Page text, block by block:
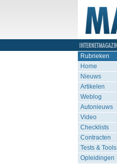
Rubrieken
Home
Nieuws
Artikelen
Weblog
Autonieuws
Video
Checklists
Contracten
Tests & Tools
Opleidingen